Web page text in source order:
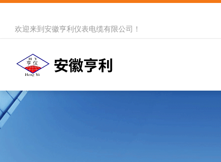
欢迎来到 安徽亨利仪表电缆有限公司 ！